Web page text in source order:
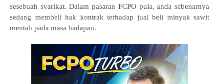
sesebuah syarikat. Dalam pasaran FCPO pula, anda sebenarnya
sedang membeli hak kontrak terhadap jual beli minyak sawit
mentah pada masa hadapan.